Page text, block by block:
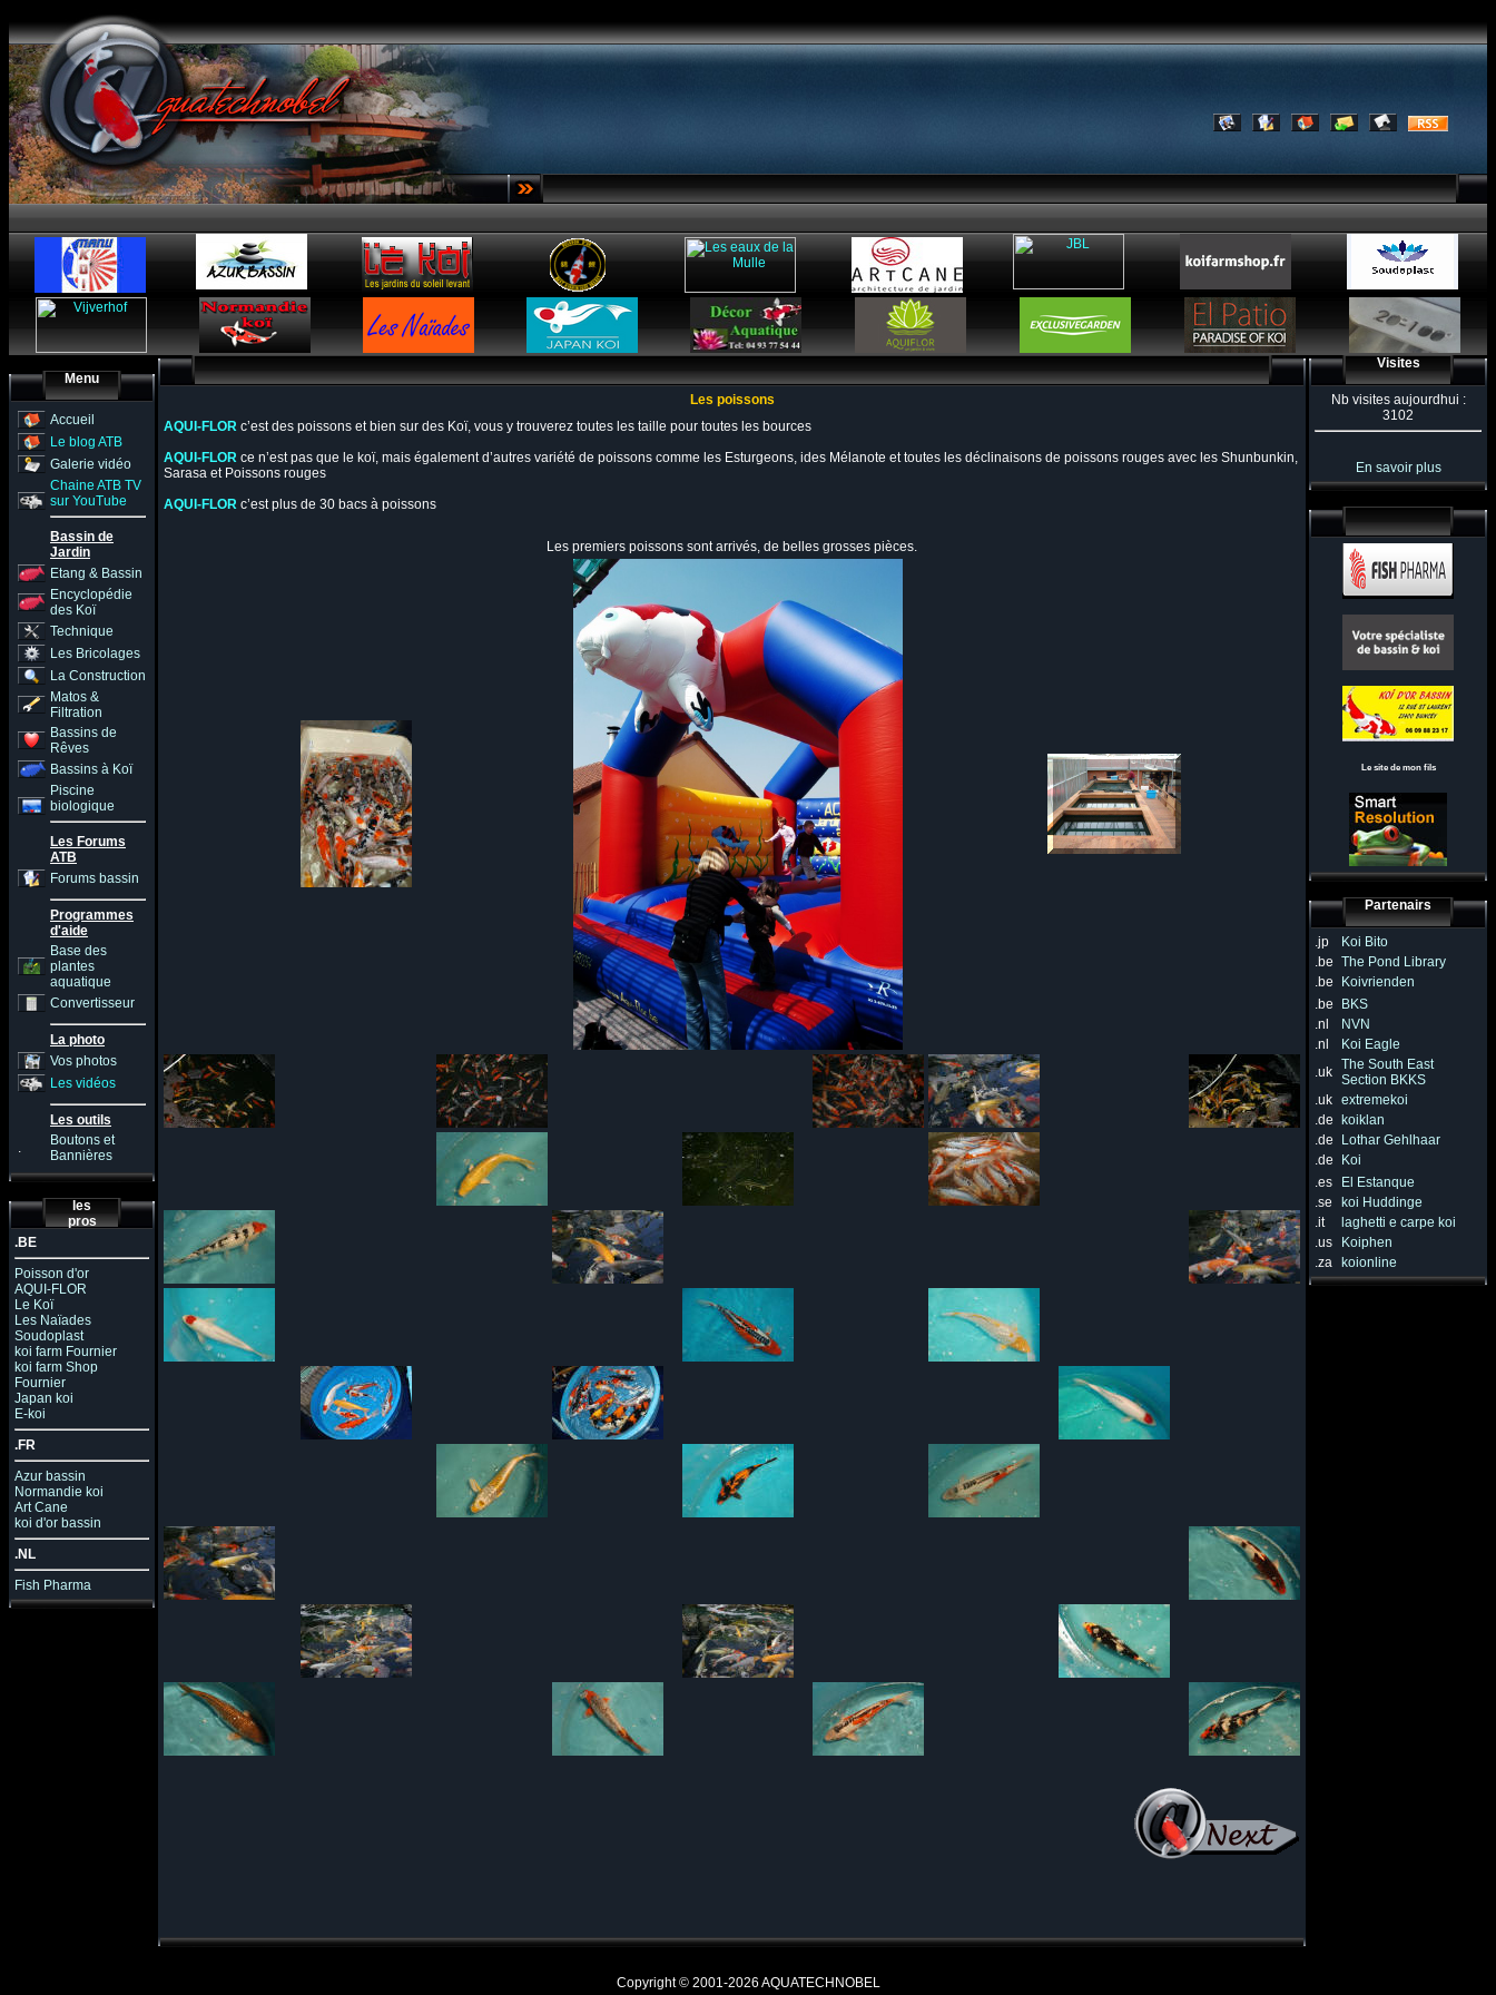
Menu
Accueil
Le blog ATB
Galerie vidéo
Chaine ATB TV
sur YouTube
Bassin de
Jardin
Etang & Bassin
Encyclopédie
des Koï
Technique
Les Bricolages
La Construction
Matos &
Filtration
Bassins de
Rêves
Bassins à Koï
Piscine
biologique
Les Forums
ATB
Forums bassin
Programmes
d'aide
Base des
plantes
aquatique
Convertisseur
La photo
Vos photos
Les vidéos
Les outils
.
Boutons et
Bannières
les
pros
.BE
Poisson d'or
AQUI-FLOR
Le Koï
Les Naïades
Soudoplast
koi farm Fournier
koi farm Shop
Fournier
Japan koi
E-koi
.FR
Azur bassin
Normandie koi
Art Cane
koi d'or bassin
.NL
Fish Pharma
Les poissons
AQUI-FLOR c’est des poissons et bien sur des Koï, vous y trouverez toutes les taille pour toutes les bources
AQUI-FLOR ce n’est pas que le koï, mais également d’autres variété de poissons comme les Esturgeons, ides Mélanote et toutes les déclinaisons de poissons rouges avec les Shunbunkin,
Sarasa et Poissons rouges
AQUI-FLOR c’est plus de 30 bacs à poissons
Les premiers poissons sont arrivés, de belles grosses pièces.
Visites
Nb visites aujourdhui :
3102
En savoir plus
Le site de mon fils
Partenairs
.jp
Koi Bito
.be The Pond Library
.be
Koivrienden
.be
BKS
.nl
NVN
.nl
Koi Eagle
.uk The South East
Section BKKS
.uk extremekoi
.de
koiklan
.de
Lothar Gehlhaar
.de
Koi
.es
El Estanque
.se
koi Huddinge
.it
laghetti e carpe koi
.us
Koiphen
.za
koionline
Copyright © 2001-2026 AQUATECHNOBEL